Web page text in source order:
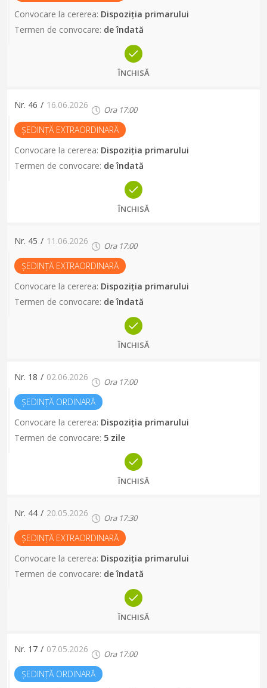
Convocare la cererea: Dispoziția primarului
Termen de convocare: de îndată
ÎNCHISĂ
Nr. 46 / 16.06.2026 Ora 17:00
ȘEDINȚĂ EXTRAORDINARĂ
Convocare la cererea: Dispoziția primarului
Termen de convocare: de îndată
ÎNCHISĂ
Nr. 45 / 11.06.2026 Ora 17:00
ȘEDINȚĂ EXTRAORDINARĂ
Convocare la cererea: Dispoziția primarului
Termen de convocare: de îndată
ÎNCHISĂ
Nr. 18 / 02.06.2026 Ora 17:00
ȘEDINȚĂ ORDINARĂ
Convocare la cererea: Dispoziția primarului
Termen de convocare: 5 zile
ÎNCHISĂ
Nr. 44 / 20.05.2026 Ora 17:30
ȘEDINȚĂ EXTRAORDINARĂ
Convocare la cererea: Dispoziția primarului
Termen de convocare: de îndată
ÎNCHISĂ
Nr. 17 / 07.05.2026 Ora 17:00
ȘEDINȚĂ ORDINARĂ